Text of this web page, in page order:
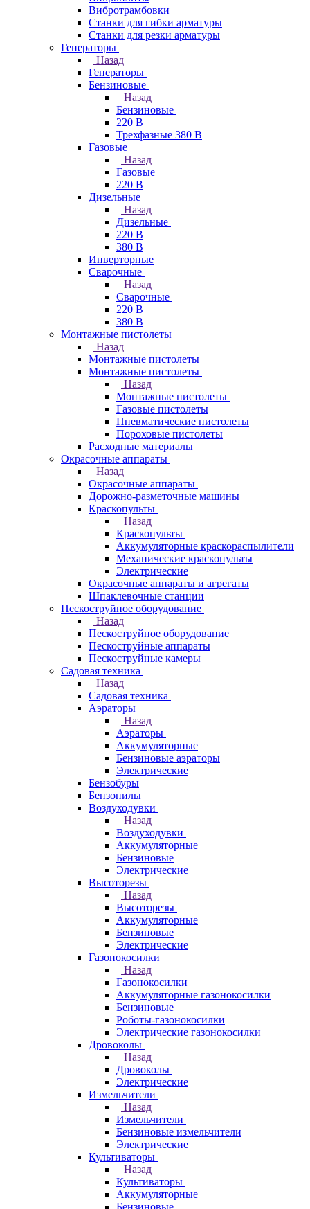
Вибротрамбовки
Станки для гибки арматуры
Станки для резки арматуры
Генераторы
Назад
Генераторы
Бензиновые
Назад
Бензиновые
220 В
Трехфазные 380 В
Газовые
Назад
Газовые
220 В
Дизельные
Назад
Дизельные
220 В
380 В
Инверторные
Сварочные
Назад
Сварочные
220 В
380 В
Монтажные пистолеты
Назад
Монтажные пистолеты
Монтажные пистолеты
Назад
Монтажные пистолеты
Газовые пистолеты
Пневматические пистолеты
Пороховые пистолеты
Расходные материалы
Окрасочные аппараты
Назад
Окрасочные аппараты
Дорожно-разметочные машины
Краскопульты
Назад
Краскопульты
Аккумуляторные краскораспылители
Механические краскопульты
Электрические
Окрасочные аппараты и агрегаты
Шпаклевочные станции
Пескоструйное оборудование
Назад
Пескоструйное оборудование
Пескоструйные аппараты
Пескоструйные камеры
Садовая техника
Назад
Садовая техника
Аэраторы
Назад
Аэраторы
Аккумуляторные
Бензиновые аэраторы
Электрические
Бензобуры
Бензопилы
Воздуходувки
Назад
Воздуходувки
Аккумуляторные
Бензиновые
Электрические
Высоторезы
Назад
Высоторезы
Аккумуляторные
Бензиновые
Электрические
Газонокосилки
Назад
Газонокосилки
Аккумуляторные газонокосилки
Бензиновые
Роботы-газонокосилки
Электрические газонокосилки
Дровоколы
Назад
Дровоколы
Электрические
Измельчители
Назад
Измельчители
Бензиновые измельчители
Электрические
Культиваторы
Назад
Культиваторы
Аккумуляторные
Бензиновые